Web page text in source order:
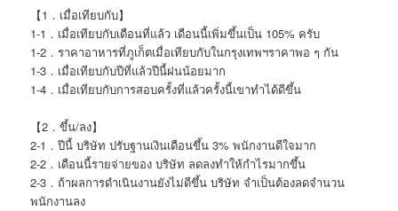
【1．เมื่อเทียบกับ】
1-1．เมื่อเทียบกับเดือนที่แล้ว เดือนนี้เพิ่มขึ้นเป็น 105% ครับ
1-2．ราคาอาหารที่ภูเก็ตเมื่อเทียบกับในกรุงเทพฯราคาพอ ๆ กัน
1-3．เมื่อเทียบกับปีที่แล้วปีนี้ฝนน้อยมาก
1-4．เมื่อเทียบกับการสอบครั้งที่แล้วครั้งนี้เขาทำได้ดีขึ้น
【2．ขึ้น/ลง】
2-1．ปีนี้ บริษัท ปรับฐานเงินเดือนขึ้น 3% พนักงานดีใจมาก
2-2．เดือนนี้รายจ่ายของ บริษัท ลดลงทำให้กำไรมากขึ้น
2-3．ถ้าผลการดำเนินงานยังไม่ดีขึ้น บริษัท จำเป็นต้องลดจำนวน
พนักงานลง